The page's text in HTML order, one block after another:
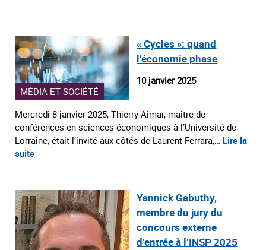
MÉDIA ET SOCIÉTÉ
« Cycles »: quand
l’économie phase
10 janvier 2025
Mercredi 8 janvier 2025, Thierry Aimar, maître de
conférences en sciences économiques à l’Université de
Lorraine, était l’invité aux côtés de Laurent Ferrara,… Lire la
suite
Yannick Gabuthy,
membre du jury du
concours externe
d’entrée à l’INSP 2025